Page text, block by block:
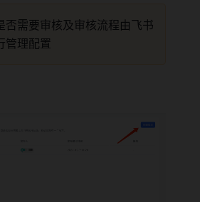
否需要审核及审核流程由飞书
管理配置